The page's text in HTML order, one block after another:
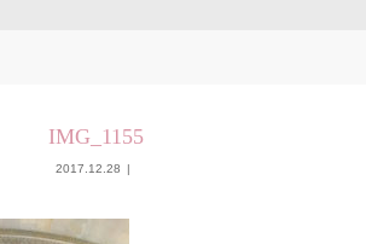
IMG_1155
2017.12.28